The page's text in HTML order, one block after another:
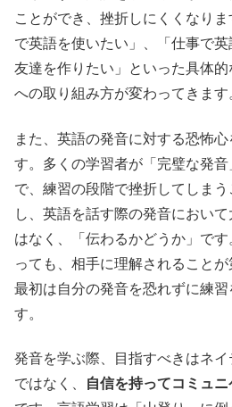
ことができ、挫折しにくくなり
で英語を使いたい」、「仕事で
友達を作りたい」といった具体
への取り組み方が変わってきます
また、英語の発音に対する恐怖
す。多くの学習者が「完璧な発
で、練習の段階で挫折してしま
し、英語を話す際の発音におい
はなく、「伝わるかどうか」で
っても、相手に理解されることが
最初は自分の発音を恐れずに練
す。
発音を学ぶ際、目指すべきはネ
ではなく、
自信を持ってコミュ